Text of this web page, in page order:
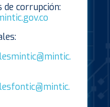
de corrupción: